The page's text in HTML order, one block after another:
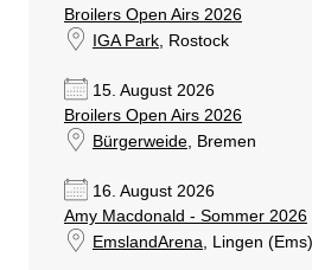
Broilers Open Airs 2026
IGA Park, Rostock
15. August 2026
Broilers Open Airs 2026
Bürgerweide, Bremen
16. August 2026
Amy Macdonald - Sommer 2026
EmslandArena , Lingen (Ems)